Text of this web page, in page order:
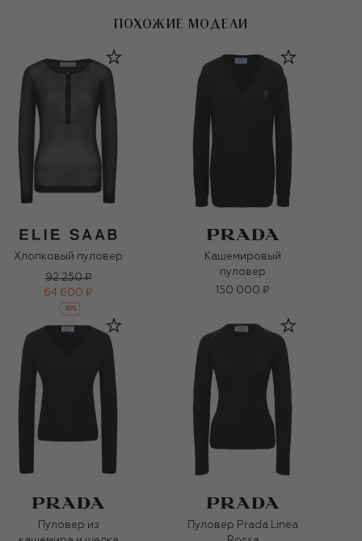
ПОХОЖИЕ МОДЕЛИ
Хлопковый пуловер
92 250 ₽
64 600 ₽
-30%
Кашемировый
пуловер
150 000 ₽
Пуловер из
Пуловер Prada Linea